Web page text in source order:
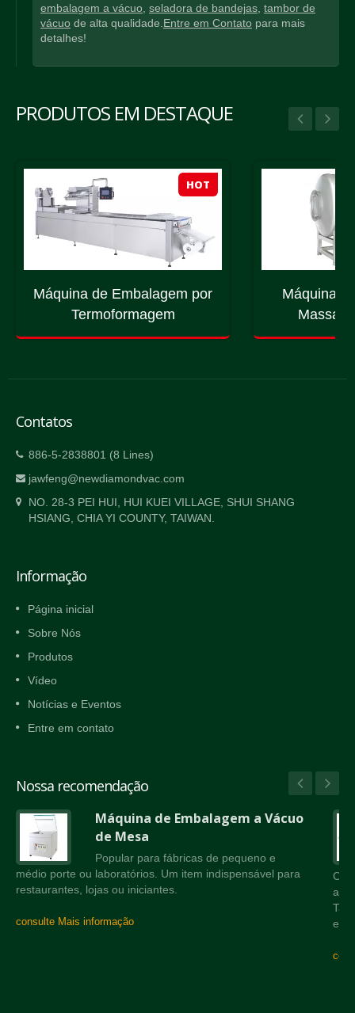
embalagem a vácuo, seladora de bandejas, tambor de
vácuo de alta qualidade. Entre em Contato para mais
detalhes!
PRODUTOS EM DESTAQUE
HOT
Máquina de Embalagem por
Termoformagem
Máquina
Contatos
886-5-2838801 (8 Lines)
jawfeng@newdiamondvac.com
NO. 28-3 PEI HUI, HUI KUEI VILLAGE, SHUI SHANG
HSIANG, CHIA YI COUNTY, TAIWAN.
Informação
Página inicial
Sobre Nós
Produtos
Vídeo
Notícias e Eventos
Entre em contato
Nossa recomendação
Máquina de Embalagem a Vácuo
de Mesa
Popular para fábricas de pequeno e
médio porte ou laboratórios. Um item indispensável para
restaurantes, lojas ou iniciantes.
consulte Mais informação
a